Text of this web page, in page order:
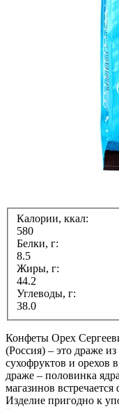
Калории, ккал:
580
Белки, г:
8.5
Жиры, г:
44.2
Углеводы, г:
38.0
Конфеты Орех
(Россия) – это драже
сухофруктов и орехов
драже – половинка
магазинов
Изделие пригодно к